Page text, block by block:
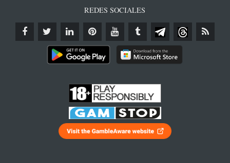
REDES SOCIALES